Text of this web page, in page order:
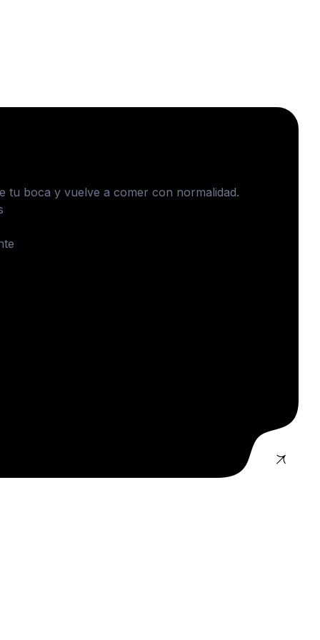
tu boca y vuelve a comer con normalidad.